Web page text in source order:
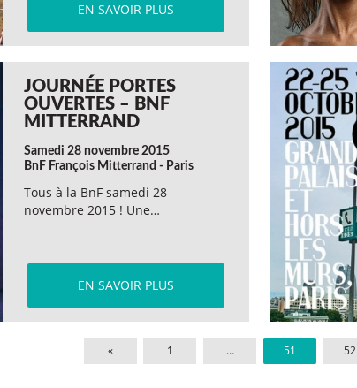
EN SAVOIR PLUS
JOURNÉE PORTES
OUVERTES – BNF
MITTERRAND
Samedi 28 novembre 2015
BnF François Mitterrand - Paris
Tous à la BnF samedi 28
novembre 2015 ! Une…
EN SAVOIR PLUS
« 1 … 51 52